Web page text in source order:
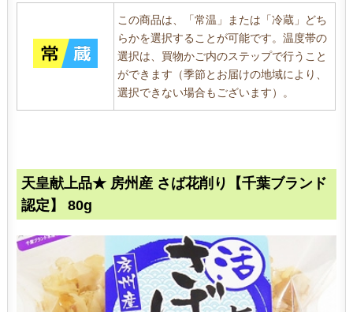
この商品は、「常温」または「冷蔵」どち
らかを選択することが可能です。温度帯の
選択は、買物かご内のステップで行うこと
ができます（季節とお届けの地域により、
選択できない場合もございます）。
天皇献上品★ 房州産 さば花削り【千葉ブランド
認定】 80g